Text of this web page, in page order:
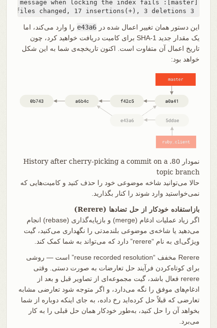
این دستور همان تغییر اعمال شده در e43a6 را وارد می‌کند، اما
یک مقدار جدید SHA-1 برای کامیت دریافت خواهید کرد، چون
تاریخ اعمال آن متفاوت است. اکنون تاریخچه‌ی شما به این شکل
خواهد بود:
نمودار 80. History after cherry-picking a commit on a
topic branch
حالا می‌توانید شاخه موضوعی خود را حذف کنید و کامیت‌هایی که
نمی‌خواستید وارد شوند را کنار بگذارید.
بازاستفاده خودکار از حل تضادها (Rerere)
اگر زیاد عملیات ادغام (merge) و بازپایه‌گذاری (rebase) انجام
می‌دهید یا شاخه‌ی موضوعی بلندمدتی را نگهداری می‌کنید، گیت
ویژگی‌ای به نام “rerere” دارد که می‌تواند به شما کمک کند.
Rerere مخفف “reuse recorded resolution” است — روشی
برای کوتاه‌کردن فرآیند حل تعارضات به صورت دستی. وقتی
rerere فعال باشد، گیت مجموعه‌ای از تصاویر قبل و بعد از
ادغام‌های موفق را نگه می‌دارد، و اگر متوجه شود تعارضی مشابه
تعارضی که قبلاً حل کرده‌اید رخ داده، به جای اینکه دوباره از شما
بخواهد آن را حل کنید، به‌طور خودکار همان حل قبلی را به کار
می‌برد.